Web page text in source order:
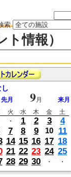
索
情報）
先月 9月
来月
火 水 木 金
土
・ 1 2 3
4
7 8 9 10
11
14 15 16 17 18
21 22 23 24 25
28 29 30 ・ ・